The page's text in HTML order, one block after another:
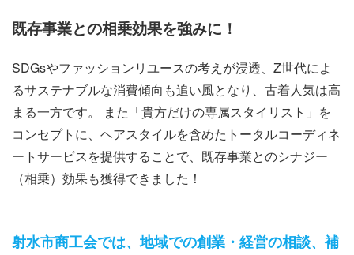
既存事業との相乗効果を強みに！
SDGsやファッションリユースの考えが浸透、Z世代によ
るサステナブルな消費傾向も追い風となり、古着人気は高
まる一方です。 また「貴方だけの専属スタイリスト」を
コンセプトに、ヘアスタイルを含めたトータルコーディネ
ートサービスを提供することで、既存事業とのシナジー
（相乗）効果も獲得できました！
射水市商工会では、地域での創業・経営の相談、補